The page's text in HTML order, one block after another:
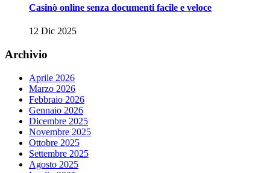
Casinò online senza documenti facile e veloce
12 Dic 2025
Archivio
Aprile 2026
Marzo 2026
Febbraio 2026
Gennaio 2026
Dicembre 2025
Novembre 2025
Ottobre 2025
Settembre 2025
Agosto 2025